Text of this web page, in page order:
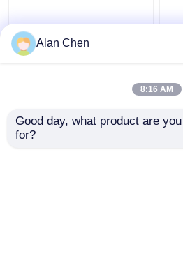
Ciężki i twardy
mechanizm obrotowy
do wymagających i
Skontaktuj się z
Alan Chen
8:16 AM
Good day, what product are
for?